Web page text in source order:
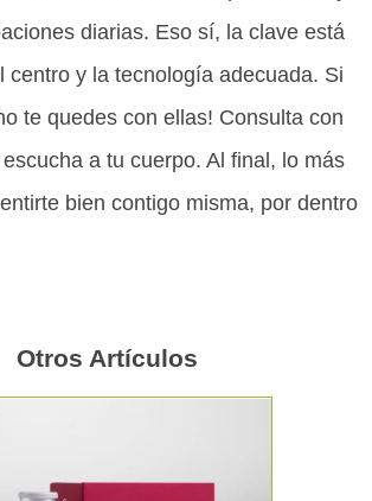
diarias. Eso sí, la clave está
centro y la tecnología adecuada. Si
te quedes con ellas! Consulta con
a tu cuerpo. Al final, lo más
bien contigo misma, por dentro
Otros Artículos